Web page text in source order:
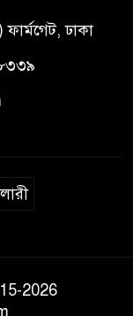
ঢাকা
2026